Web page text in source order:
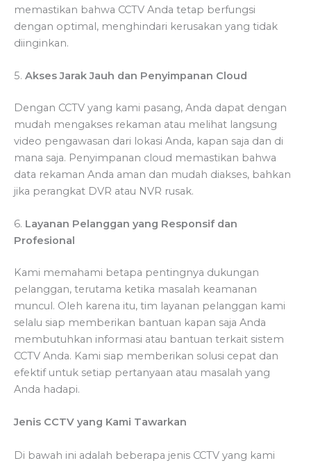
memastikan bahwa CCTV Anda tetap berfungsi
dengan optimal, menghindari kerusakan yang tidak
diinginkan.
5. Akses Jarak Jauh dan Penyimpanan Cloud
Dengan CCTV yang kami pasang, Anda dapat dengan
mudah mengakses rekaman atau melihat langsung
video pengawasan dari lokasi Anda, kapan saja dan di
mana saja. Penyimpanan cloud memastikan bahwa
data rekaman Anda aman dan mudah diakses, bahkan
jika perangkat DVR atau NVR rusak.
6. Layanan Pelanggan yang Responsif dan
Profesional
Kami memahami betapa pentingnya dukungan
pelanggan, terutama ketika masalah keamanan
muncul. Oleh karena itu, tim layanan pelanggan kami
selalu siap memberikan bantuan kapan saja Anda
membutuhkan informasi atau bantuan terkait sistem
CCTV Anda. Kami siap memberikan solusi cepat dan
efektif untuk setiap pertanyaan atau masalah yang
Anda hadapi.
Jenis CCTV yang Kami Tawarkan
Di bawah ini adalah beberapa jenis CCTV yang kami